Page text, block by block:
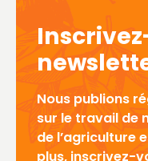
Nous publions
sur le travail de
de l’agriculture
plus, inscrivez-